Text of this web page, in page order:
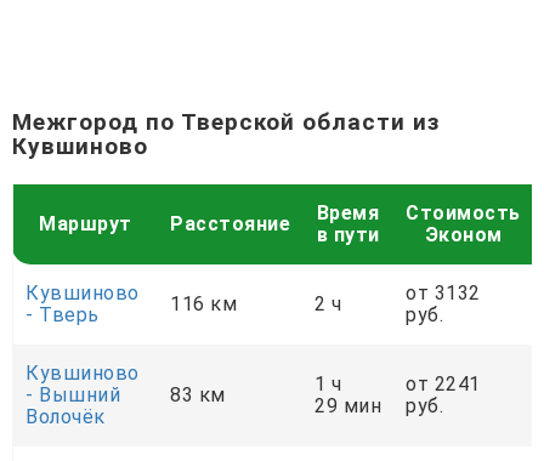
Межгород по Тверской области из
Кувшиново
Маршрут Расстояние
Время
в пути
Стоимость
Эконом
Кувшиново
- Тверь
116 км 2 ч
от 3132
руб.
Кувшиново
- Вышний
Волочёк
83 км
1 ч
29 мин
от 2241
руб.